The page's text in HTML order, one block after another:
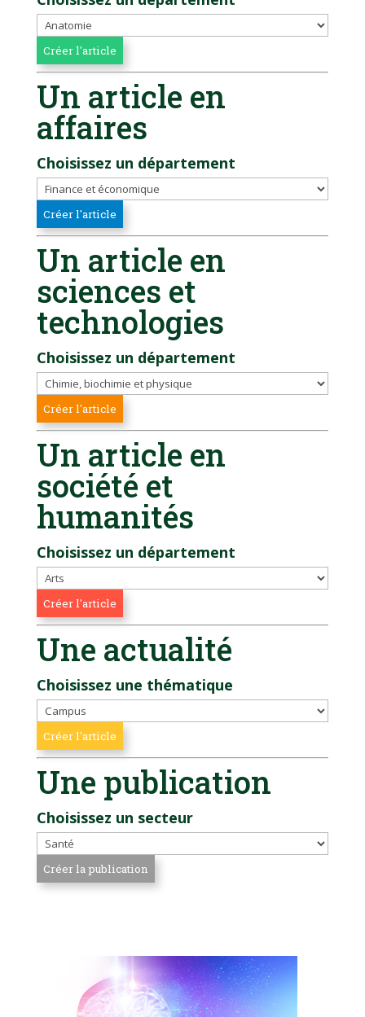
Un article en
affaires
Choisissez un département
Un article en
sciences et
technologies
Choisissez un département
Un article en
société et
humanités
Choisissez un département
Une actualité
Choisissez une thématique
Une publication
Choisissez un secteur